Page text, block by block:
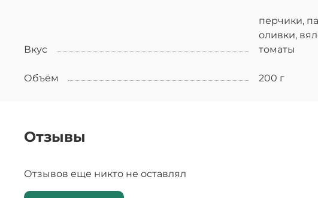
Вкус
перчики,
оливки,
томаты
Объём 200 г
Отзывы
Отзывов еще никто не оставлял